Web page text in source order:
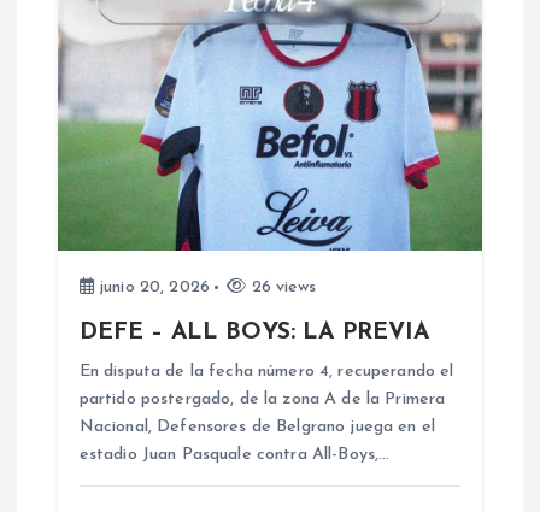
a
s
junio 20, 2026 26 views
DEFE – ALL BOYS: LA PREVIA
En disputa de la fecha número 4, recuperando el
partido postergado, de la zona A de la Primera
Nacional, Defensores de Belgrano juega en el
estadio Juan Pasquale contra All-Boys,…